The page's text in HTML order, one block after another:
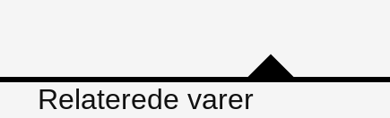
Relaterede varer